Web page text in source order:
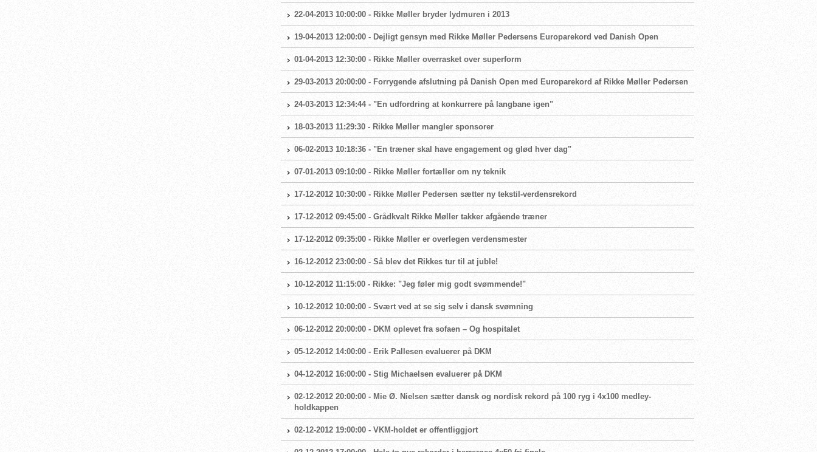
22-04-2013 10:00:00 - Rikke Møller bryder lydmuren i 2013
19-04-2013 12:00:00 - Dejligt gensyn med Rikke Møller Pedersens Europarekord ved Danish Open
01-04-2013 12:30:00 - Rikke Møller overrasket over superform
29-03-2013 20:00:00 - Forrygende afslutning på Danish Open med Europarekord af Rikke Møller Pedersen
24-03-2013 12:34:44 - "En udfordring at konkurrere på langbane igen"
18-03-2013 11:29:30 - Rikke Møller mangler sponsorer
06-02-2013 10:18:36 - "En træner skal have engagement og glød hver dag"
07-01-2013 09:10:00 - Rikke Møller fortæller om ny teknik
17-12-2012 10:30:00 - Rikke Møller Pedersen sætter ny tekstil-verdensrekord
17-12-2012 09:45:00 - Grådkvalt Rikke Møller takker afgående træner
17-12-2012 09:35:00 - Rikke Møller er overlegen verdensmester
16-12-2012 23:00:00 - Så blev det Rikkes tur til at juble!
10-12-2012 11:15:00 - Rikke: "Jeg føler mig godt svømmende!"
10-12-2012 10:00:00 - Svært ved at se sig selv i dansk svømning
06-12-2012 20:00:00 - DKM oplevet fra sofaen – Og hospitalet
05-12-2012 14:00:00 - Erik Pallesen evaluerer på DKM
04-12-2012 16:00:00 - Stig Michaelsen evaluerer på DKM
02-12-2012 20:00:00 - Mie Ø. Nielsen sætter dansk og nordisk rekord på 100 ryg i 4x100 medley-
holdkappen
02-12-2012 19:00:00 - VKM-holdet er offentliggjort